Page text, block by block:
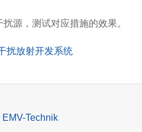
源，测试对应措施的效果。
扰放射开发系统
Technik